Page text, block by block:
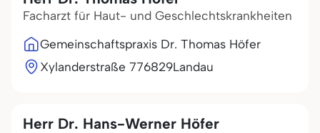
Facharzt für Haut- und Geschlechtskrankheiten
Gemeinschaftspraxis Dr. Thomas Höfer
Xylanderstraße 776829Landau
Herr Dr. Hans-Werner Höfer